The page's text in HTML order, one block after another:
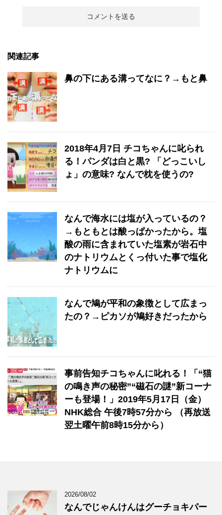
関連記事
鼻の下にある溝ってなに？→もと鼻
2018年4月7日 チコちゃんに叱られ
る！パンダは白と黒? 「どっこいし
ょ」の意味? なんで枕を使うの?
なんで海水には塩が入っているの？
→もともとは酸っぱかったから。塩
酸の雨に含まれていた塩素が岩石中
のナトリウムとくっ付いた事で塩化
ナトリウムに
なんで鳩が平和の象徴として広まっ
たの？→ピカソが鳩好きだったから
事前告知チコちゃんに叱れる！「“猫
の鳴き声の秘密”“磁石の謎”新コーナ
ーも登場！」2019年5月17日（金）
NHK総合 午後7時57分から （再放送
翌土曜午前8時15分から）
2026/08/02
なんでじゃんけんはグーチョキパー